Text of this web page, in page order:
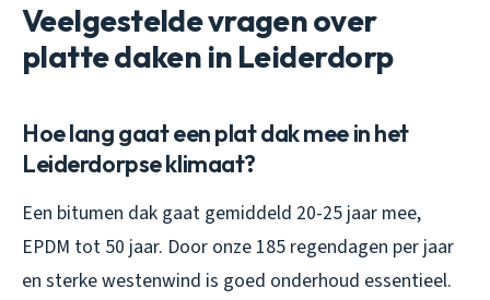
Veelgestelde vragen over
platte daken in Leiderdorp
Hoe lang gaat een plat dak mee in het
Leiderdorpse klimaat?
Een bitumen dak gaat gemiddeld 20-25 jaar mee,
EPDM tot 50 jaar. Door onze 185 regendagen per jaar
en sterke westenwind is goed onderhoud essentieel.